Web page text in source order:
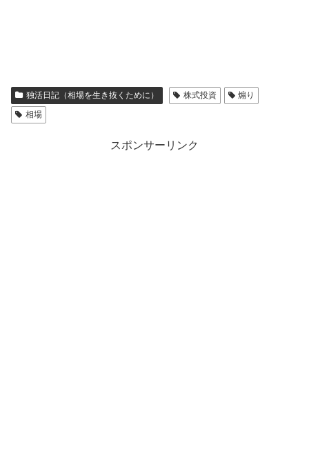
独活日記（相場を生き抜くために） 株式投資
煽り
相場
スポンサーリンク